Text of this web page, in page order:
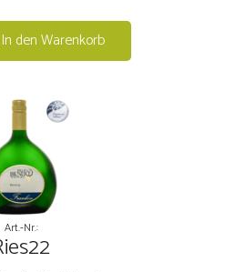
In den Warenkorb
Art.-Nr.: